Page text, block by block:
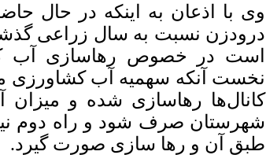
وی با اذعان به اینکه در حال
درودزن نسبت به سال زراعی
است در خصوص رهاسازی آب
نخست آنکه سهمیه آب کشاورزی
کانال‌ها رهاسازی شده و
شهرستان صرف شود و راه دوم
طبق آن و رها سازی صورت گیرد.